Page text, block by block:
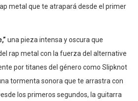
metal que te atrapará desde el primer
una pieza intensa y oscura que
rap metal con la fuerza del alternative
por titanes del género como Slipknot
tormenta sonora que te arrastra con
los primeros segundos, la guitarra